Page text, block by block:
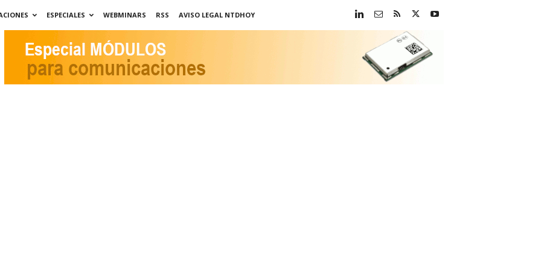
ESPECIALES WEBMINARS RSS
AVISO LEGAL NTDHOY